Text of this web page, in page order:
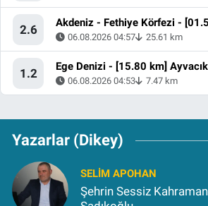
2.6
06.08.2026 04:57 25.61 km
1.2 Ege Denizi - [15.80 km]
06.08.2026 04:53 7.47 km
Yazarlar (Dikey)
SELIM APOHAN
Şehrin Sessiz